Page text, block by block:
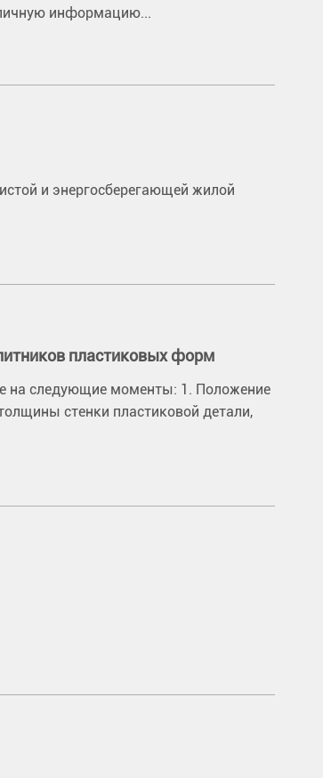
информацию...
и энергосберегающей жилой
пластиковых форм
на следующие моменты: 1. Положение
стенки пластиковой детали,